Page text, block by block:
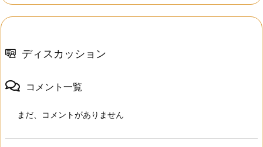
ディスカッション
コメント一覧
まだ、コメントがありません